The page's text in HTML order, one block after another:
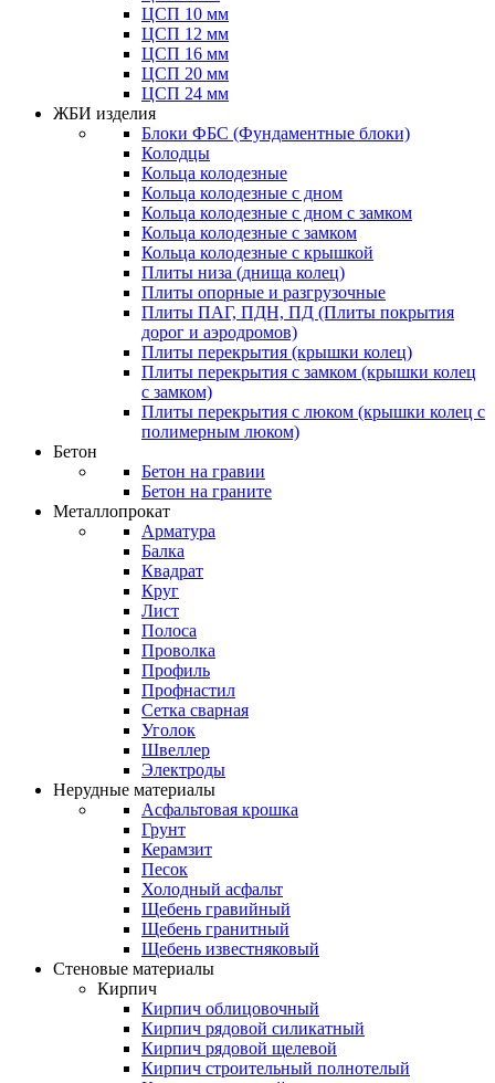
ЦСП 10 мм
ЦСП 12 мм
ЦСП 16 мм
ЦСП 20 мм
ЦСП 24 мм
ЖБИ изделия
Блоки ФБС (Фундаментные блоки)
Колодцы
Кольца колодезные
Кольца колодезные с дном
Кольца колодезные с дном с замком
Кольца колодезные с замком
Кольца колодезные с крышкой
Плиты низа (днища колец)
Плиты опорные и разгрузочные
Плиты ПАГ, ПДН, ПД (Плиты покрытия
дорог и аэродромов)
Плиты перекрытия (крышки колец)
Плиты перекрытия с замком (крышки колец
с замком)
Плиты перекрытия с люком (крышки колец с
полимерным люком)
Бетон
Бетон на гравии
Бетон на граните
Металлопрокат
Арматура
Балка
Квадрат
Круг
Лист
Полоса
Проволка
Профиль
Профнастил
Сетка сварная
Уголок
Швеллер
Электроды
Нерудные материалы
Асфальтовая крошка
Грунт
Керамзит
Песок
Холодный асфальт
Щебень гравийный
Щебень гранитный
Щебень известняковый
Стеновые материалы
Кирпич
Кирпич облицовочный
Кирпич рядовой силикатный
Кирпич рядовой щелевой
Кирпич строительный полнотелый